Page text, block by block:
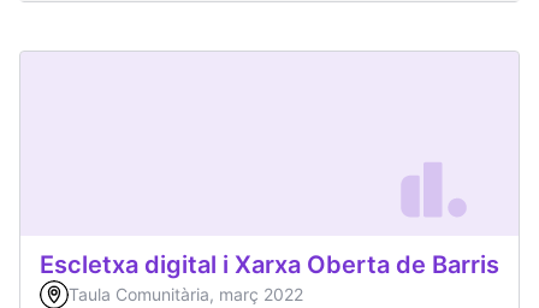
Escletxa digital i Xarxa Oberta de Barris
Taula Comunitària, març 2022